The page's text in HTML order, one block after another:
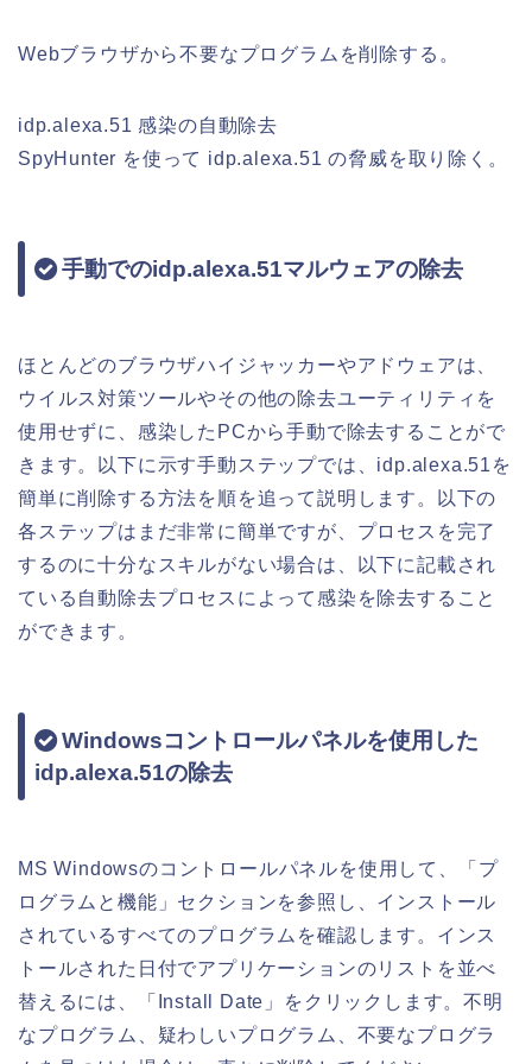
Webブラウザから不要なプログラムを削除する。
idp.alexa.51 感染の自動除去
SpyHunter を使って idp.alexa.51 の脅威を取り除く。
手動でのidp.alexa.51マルウェアの除去
ほとんどのブラウザハイジャッカーやアドウェアは、
ウイルス対策ツールやその他の除去ユーティリティを
使用せずに、感染したPCから手動で除去することがで
きます。以下に示す手動ステップでは、idp.alexa.51を
簡単に削除する方法を順を追って説明します。以下の
各ステップはまだ非常に簡単ですが、プロセスを完了
するのに十分なスキルがない場合は、以下に記載され
ている自動除去プロセスによって感染を除去すること
ができます。
Windowsコントロールパネルを使用した
idp.alexa.51の除去
MS Windowsのコントロールパネルを使用して、「プ
ログラムと機能」セクションを参照し、インストール
されているすべてのプログラムを確認します。インス
トールされた日付でアプリケーションのリストを並べ
替えるには、「Install Date」をクリックします。不明
なプログラム、疑わしいプログラム、不要なプログラ